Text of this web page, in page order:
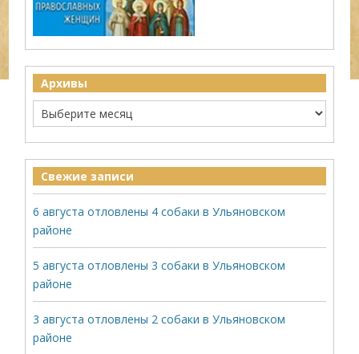
Архивы
Свежие записи
6 августа отловлены 4 собаки в Ульяновском
районе
5 августа отловлены 3 собаки в Ульяновском
районе
3 августа отловлены 2 собаки в Ульяновском
районе